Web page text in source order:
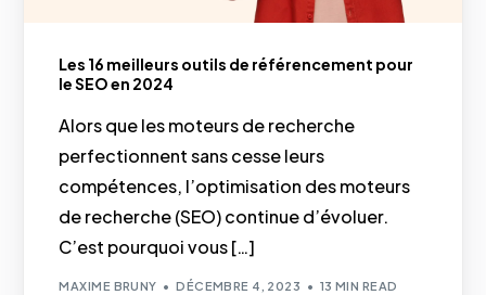
Les 16 meilleurs outils de référencement pour
le SEO en 2024
Alors que les moteurs de recherche
perfectionnent sans cesse leurs
compétences, l’optimisation des moteurs
de recherche (SEO) continue d’évoluer.
C’est pourquoi vous […]
MAXIME BRUNY DÉCEMBRE 4, 2023 13 MIN READ